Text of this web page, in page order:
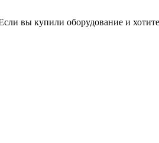
вы купили оборудование и